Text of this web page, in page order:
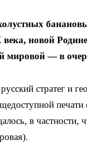
новой
мировой — в
стратег и
в частности,